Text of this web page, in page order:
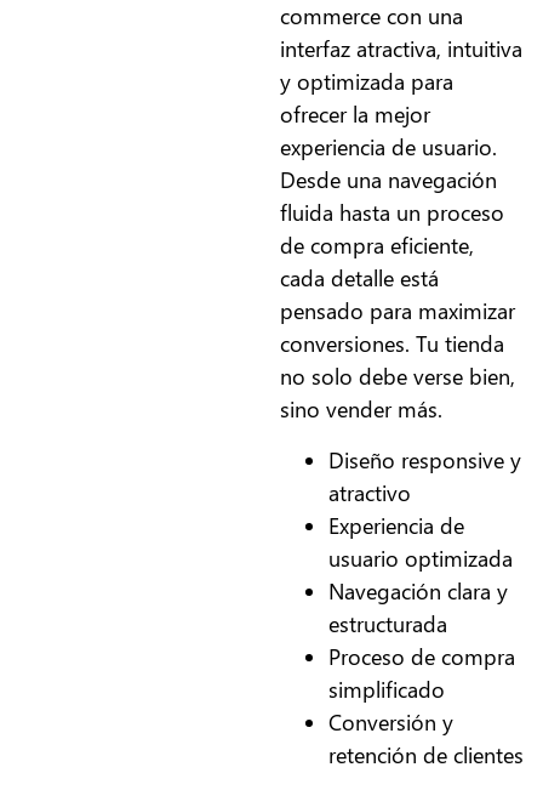
commerce con una
interfaz atractiva, intuitiva
y optimizada para
ofrecer la mejor
experiencia de usuario.
Desde una navegación
fluida hasta un proceso
de compra eficiente,
cada detalle está
pensado para maximizar
conversiones. Tu tienda
no solo debe verse bien,
sino vender más.
Diseño responsive y
atractivo
Experiencia de
usuario optimizada
Navegación clara y
estructurada
Proceso de compra
simplificado
Conversión y
retención de clientes